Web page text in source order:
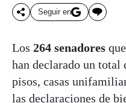
Seguir en
Los 264 senadores
han declarado un total
pisos, casas
las declaraciones de